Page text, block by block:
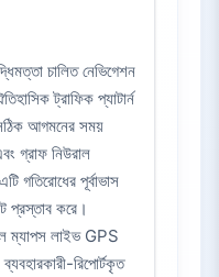
চালিত নেভিগেশন
ট্রাফিক প্যাটার্ন
আগমনের সময়
গ্রাফ নিউরাল
গতিরোধের পূর্বাভাস
প্রস্তাব করে।
ম্যাপস লাইভ GPS
রিপোর্টকৃত